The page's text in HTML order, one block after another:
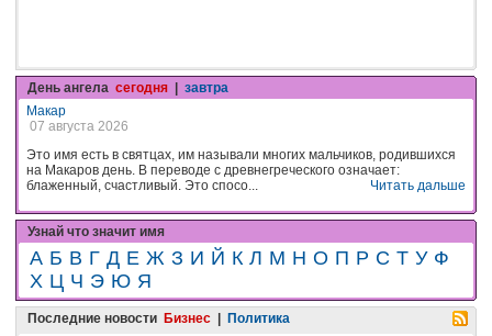
День ангела сегодня | завтра
Макар
07 августа 2026
Это имя есть в святцах, им называли многих мальчиков, родившихся
на Макаров день. В переводе с древнегреческого означает:
блаженный, счастливый. Это спосо...
Читать дальше
Узнай что значит имя
А Б В Г Д Е Ж З И Й К Л М Н О П Р С Т У Ф
Х Ц Ч Э Ю Я
Последние новости Бизнес | Политика